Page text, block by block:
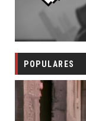
POPULARES